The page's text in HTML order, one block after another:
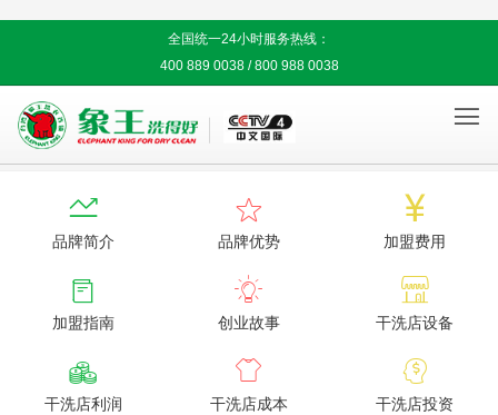
全国统一24小时服务热线：
400 889 0038 / 800 988 0038


品牌简介

品牌优势

加盟费用

加盟指南

创业故事

干洗店设备

干洗店利润

干洗店成本

干洗店投资